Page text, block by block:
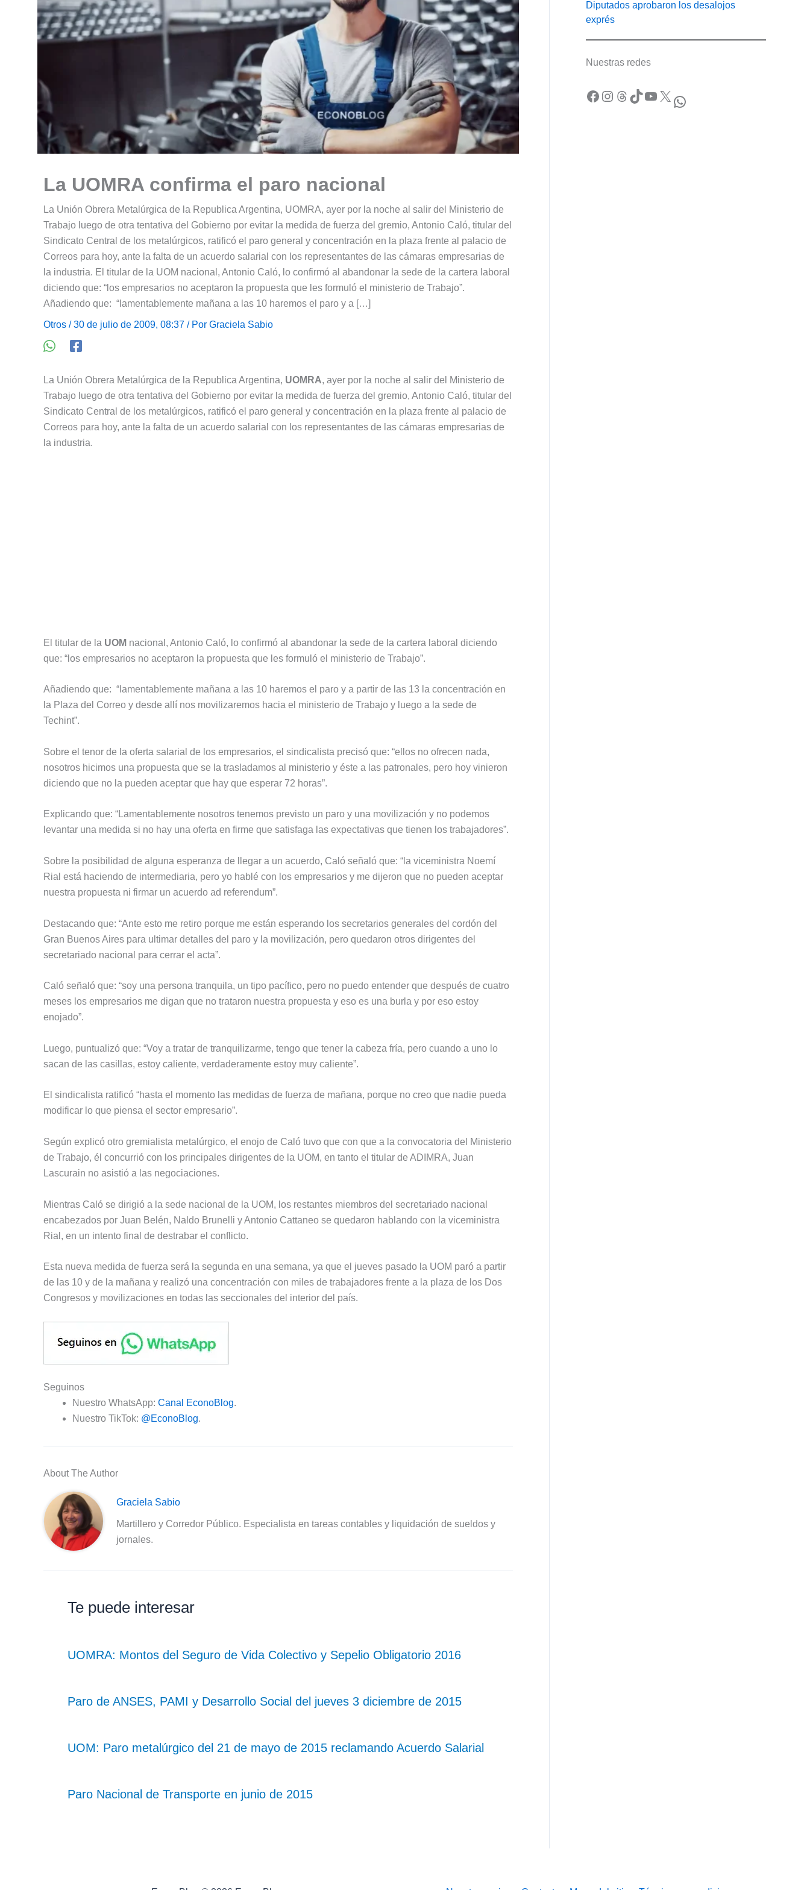
La UOMRA confirma el paro nacional
La Unión Obrera Metalúrgica de la Republica Argentina, UOMRA, ayer por la noche al salir del Ministerio de
Trabajo luego de otra tentativa del Gobierno por evitar la medida de fuerza del gremio, Antonio Caló, titular del
Sindicato Central de los metalúrgicos, ratificó el paro general y concentración en la plaza frente al palacio de
Correos para hoy, ante la falta de un acuerdo salarial con los representantes de las cámaras empresarias de
la industria. El titular de la UOM nacional, Antonio Caló, lo confirmó al abandonar la sede de la cartera laboral
diciendo que: “los empresarios no aceptaron la propuesta que les formuló el ministerio de Trabajo”.
Añadiendo que: “lamentablemente mañana a las 10 haremos el paro y a […]
Otros / 30 de julio de 2009, 08:37 / Por Graciela Sabio
La Unión Obrera Metalúrgica de la Republica Argentina, UOMRA, ayer por la noche al salir del Ministerio de
Trabajo luego de otra tentativa del Gobierno por evitar la medida de fuerza del gremio, Antonio Caló, titular del
Sindicato Central de los metalúrgicos, ratificó el paro general y concentración en la plaza frente al palacio de
Correos para hoy, ante la falta de un acuerdo salarial con los representantes de las cámaras empresarias de
la industria.
El titular de la UOM nacional, Antonio Caló, lo confirmó al abandonar la sede de la cartera laboral diciendo
que: “los empresarios no aceptaron la propuesta que les formuló el ministerio de Trabajo”.
Añadiendo que: “lamentablemente mañana a las 10 haremos el paro y a partir de las 13 la concentración en
la Plaza del Correo y desde allí nos movilizaremos hacia el ministerio de Trabajo y luego a la sede de
Techint”.
Sobre el tenor de la oferta salarial de los empresarios, el sindicalista precisó que: “ellos no ofrecen nada,
nosotros hicimos una propuesta que se la trasladamos al ministerio y éste a las patronales, pero hoy vinieron
diciendo que no la pueden aceptar que hay que esperar 72 horas”.
Explicando que: “Lamentablemente nosotros tenemos previsto un paro y una movilización y no podemos
levantar una medida si no hay una oferta en firme que satisfaga las expectativas que tienen los trabajadores”.
Sobre la posibilidad de alguna esperanza de llegar a un acuerdo, Caló señaló que: “la viceministra Noemí
Rial está haciendo de intermediaria, pero yo hablé con los empresarios y me dijeron que no pueden aceptar
nuestra propuesta ni firmar un acuerdo ad referendum”.
Destacando que: “Ante esto me retiro porque me están esperando los secretarios generales del cordón del
Gran Buenos Aires para ultimar detalles del paro y la movilización, pero quedaron otros dirigentes del
secretariado nacional para cerrar el acta”.
Caló señaló que: “soy una persona tranquila, un tipo pacífico, pero no puedo entender que después de cuatro
meses los empresarios me digan que no trataron nuestra propuesta y eso es una burla y por eso estoy
enojado”.
Luego, puntualizó que: “Voy a tratar de tranquilizarme, tengo que tener la cabeza fría, pero cuando a uno lo
sacan de las casillas, estoy caliente, verdaderamente estoy muy caliente”.
El sindicalista ratificó “hasta el momento las medidas de fuerza de mañana, porque no creo que nadie pueda
modificar lo que piensa el sector empresario”.
Según explicó otro gremialista metalúrgico, el enojo de Caló tuvo que con que a la convocatoria del Ministerio
de Trabajo, él concurrió con los principales dirigentes de la UOM, en tanto el titular de ADIMRA, Juan
Lascurain no asistió a las negociaciones.
Mientras Caló se dirigió a la sede nacional de la UOM, los restantes miembros del secretariado nacional
encabezados por Juan Belén, Naldo Brunelli y Antonio Cattaneo se quedaron hablando con la viceministra
Rial, en un intento final de destrabar el conflicto.
Esta nueva medida de fuerza será la segunda en una semana, ya que el jueves pasado la UOM paró a partir
de las 10 y de la mañana y realizó una concentración con miles de trabajadores frente a la plaza de los Dos
Congresos y movilizaciones en todas las seccionales del interior del país.
Seguinos
Nuestro WhatsApp: Canal EconoBlog.
Nuestro TikTok: @EconoBlog.
About The Author
Graciela Sabio
Martillero y Corredor Público. Especialista en tareas contables y liquidación de sueldos y
jornales.
Te puede interesar
UOMRA: Montos del Seguro de Vida Colectivo y Sepelio Obligatorio 2016
Paro de ANSES, PAMI y Desarrollo Social del jueves 3 diciembre de 2015
UOM: Paro metalúrgico del 21 de mayo de 2015 reclamando Acuerdo Salarial
Paro Nacional de Transporte en junio de 2015
Diputados aprobaron los desalojos
exprés
Nuestras redes
Facebook Instagram Threads TikTok YouTube X WhatsApp